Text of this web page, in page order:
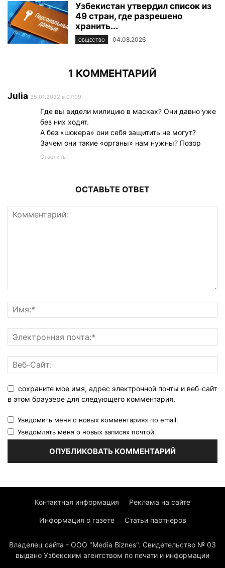
Узбекистан утвердил список из
49 стран, где разрешено
хранить...
ОБЩЕСТВО 04.08.2026
1 КОММЕНТАРИЙ
Julia 25.01.2022 в 07:09
Где вы видели милицию в масках? Они давно уже
без них ходят.
А без «шокера» они себя защитить не могут?
Зачем они такие «органы» нам нужны? Позор
Ответить
ОСТАВЬТЕ ОТВЕТ
сохраните мое имя, адрес электронной почты и веб-сайт
в этом браузере для следующего комментария.
Уведомить меня о новых комментариях по email.
Уведомлять меня о новых записях почтой.
Контактная информация Реклама на сайте
Информация о газете Статьи партнеров
Владелец сайта - ООО "Media Biznes". Свидетельство № 03
выдано Узбекским агентством по печати и информации